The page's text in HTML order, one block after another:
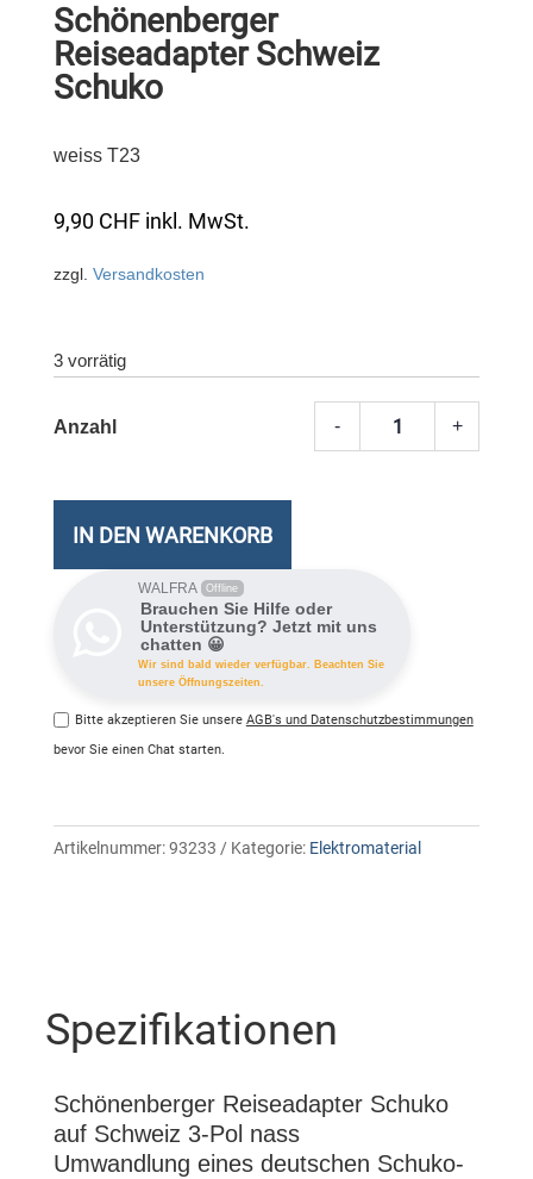
Schönenberger
Reiseadapter Schweiz
Schuko
weiss T23
9,90 CHF inkl. MwSt.
zzgl. Versandkosten
3 vorrätig
- +
IN DEN WARENKORB
WALFRA Offline
Brauchen Sie Hilfe oder
Unterstützung? Jetzt mit uns
chatten 😀
Wir sind bald wieder verfügbar. Beachten Sie
unsere Öffnungszeiten.
Bitte akzeptieren Sie unsere AGB's und Datenschutzbestimmungen
bevor Sie einen Chat starten.
Artikelnummer:93233 Kategorie: Elektromaterial
Spezifikationen
Schönenberger Reiseadapter Schuko
auf Schweiz 3-Pol nass
Umwandlung eines deutschen Schuko-